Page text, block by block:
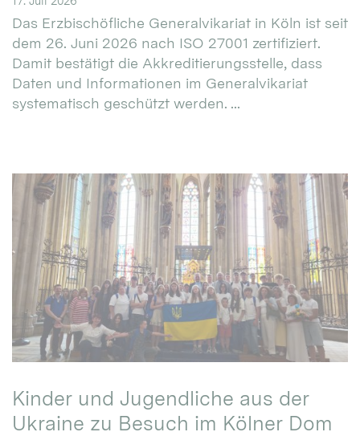
Das Erzbischöfliche Generalvikariat in Köln ist seit
dem 26. Juni 2026 nach ISO 27001 zertifiziert.
Damit bestätigt die Akkreditierungsstelle, dass
Daten und Informationen im Generalvikariat
systematisch geschützt werden. ...
Kinder und Jugendliche aus der
Ukraine zu Besuch im Kölner Dom